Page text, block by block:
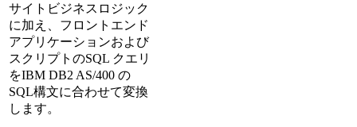
サイトビジネスロジック
に加え、フロントエンド
アプリケーションおよび
スクリプトのSQL クエリ
をIBM DB2 AS/400 の
SQL構文に合わせて変換
します。